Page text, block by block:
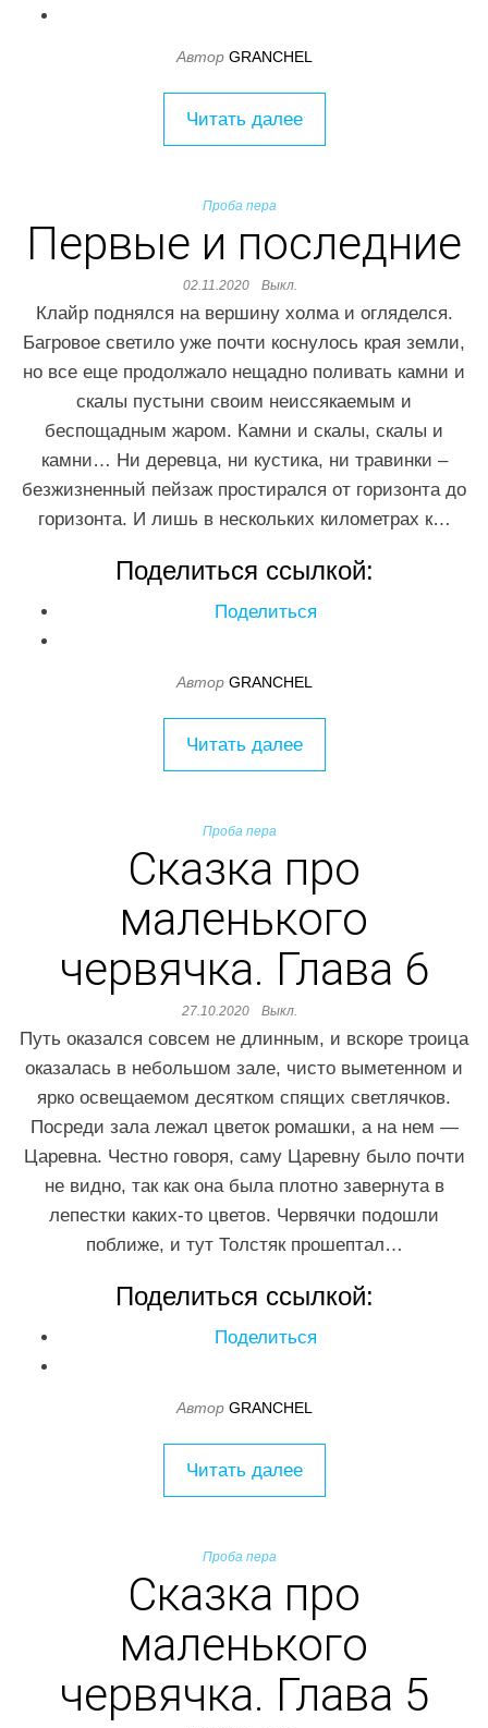
Автор GRANCHEL
Читать далее
Проба пера
Первые и последние
02.11.2020 Выкл.
Клайр поднялся на вершину холма и огляделся.
Багровое светило уже почти коснулось края земли,
но все еще продолжало нещадно поливать камни и
скалы пустыни своим неиссякаемым и
беспощадным жаром. Камни и скалы, скалы и
камни… Ни деревца, ни кустика, ни травинки –
безжизненный пейзаж простирался от горизонта до
горизонта. И лишь в нескольких километрах к…
Поделиться ссылкой:
Поделиться
Автор GRANCHEL
Читать далее
Проба пера
Сказка про
маленького
червячка. Глава 6
27.10.2020 Выкл.
Путь оказался совсем не длинным, и вскоре троица
оказалась в небольшом зале, чисто выметенном и
ярко освещаемом десятком спящих светлячков.
Посреди зала лежал цветок ромашки, а на нем —
Царевна. Честно говоря, саму Царевну было почти
не видно, так как она была плотно завернута в
лепестки каких-то цветов. Червячки подошли
поближе, и тут Толстяк прошептал…
Поделиться ссылкой:
Поделиться
Автор GRANCHEL
Читать далее
Проба пера
Сказка про
маленького
червячка. Глава 5